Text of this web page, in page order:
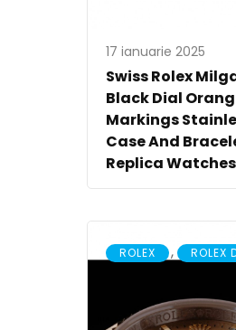
17 ianuarie 2025
Swiss Rolex
Black Dial
Markings
Case And
Replica Watches
ROLEX , ROLEX